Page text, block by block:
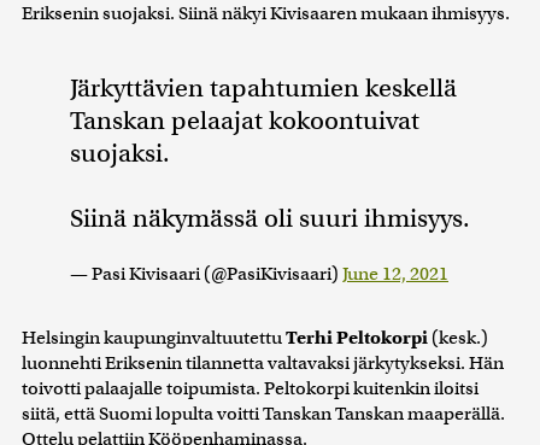
Eriksenin suojaksi. Siinä näkyi Kivisaaren mukaan ihmisyys.
Järkyttävien tapahtumien keskellä
Tanskan pelaajat kokoontuivat
suojaksi.
Siinä näkymässä oli suuri ihmisyys.
— Pasi Kivisaari (@PasiKivisaari) June 12, 2021
Helsingin kaupunginvaltuutettuTerhi Peltokorpi (kesk.)
luonnehti Eriksenin tilannetta valtavaksi järkytykseksi. Hän
toivotti palaajalle toipumista. Peltokorpi kuitenkin iloitsi
siitä, että Suomi lopulta voitti Tanskan Tanskan maaperällä.
Ottelu pelattiin Kööpenhaminassa.